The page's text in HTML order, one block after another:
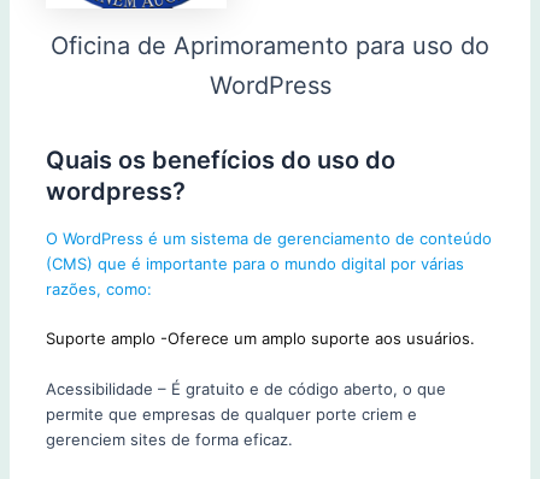
Oficina de Aprimoramento para uso do
WordPress
Quais os benefícios do uso do
wordpress?
O WordPress é um sistema de gerenciamento de conteúdo
(CMS) que é importante para o mundo digital por várias
razões, como:
Suporte amplo -Oferece um amplo suporte aos usuários.
Acessibilidade – É gratuito e de código aberto, o que
permite que empresas de qualquer porte criem e
gerenciem sites de forma eficaz.